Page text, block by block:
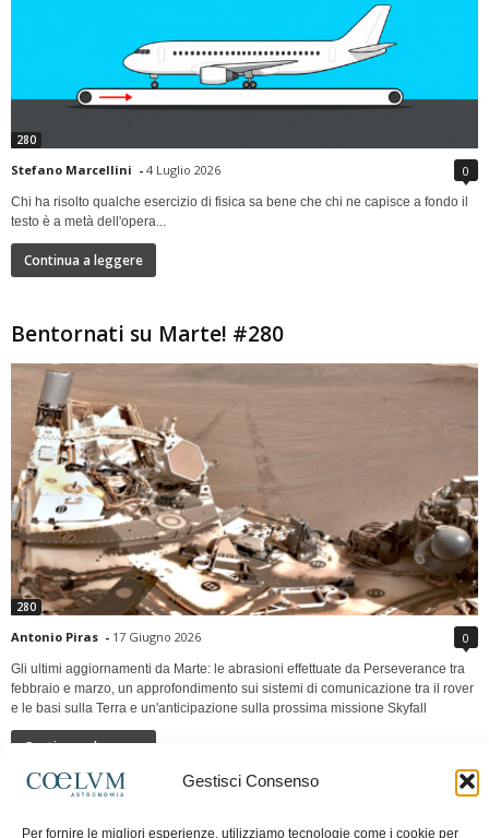
Gestisci Consenso
Per fornire le migliori esperienze, utilizziamo tecnologie come i cookie per
280
Stefano Marcellini - 4 Luglio 2026 0
Chi ha risolto qualche esercizio di fisica sa bene che chi ne capisce a fondo il
testo è a metà dell'opera...
Continua a leggere
Bentornati su Marte! #280
280
Antonio Piras - 17 Giugno 2026 0
Gli ultimi aggiornamenti da Marte: le abrasioni effettuate da Perseverance tra
febbraio e marzo, un approfondimento sui sistemi di comunicazione tra il rover
e le basi sulla Terra e un'anticipazione sulla prossima missione Skyfall
Continua a leggere